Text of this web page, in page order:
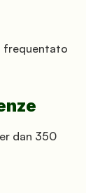
frequentato
dan 350